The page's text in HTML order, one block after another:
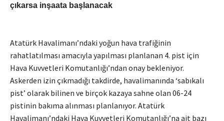
çıkarsa inşaata başlanacak
Atatürk Havalimanı’ndaki yoğun hava trafiğinin
rahatlatılması amacıyla yapılması planlanan 4. pist için
Hava Kuvvetleri Komutanlığı’ndan onay bekleniyor.
Askerden izin çıkmadığı takdirde, havalimanında ‘sabıkalı
pist’ olarak bilinen ve birçok kazaya sahne olan 06-24
pistinin bakıma alınması planlanıyor. Atatürk
Havalimanı’ndaki Hava Kuvvetleri Komutanlığı’na ait bazı